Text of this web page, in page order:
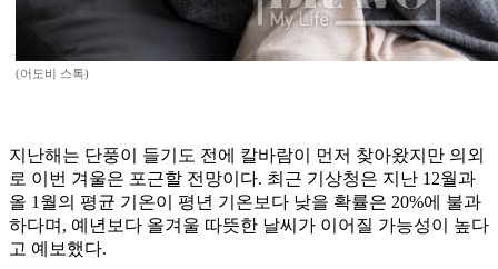
(어도비 스톡)
지난해는 단풍이 들기도 전에 칼바람이 먼저 찾아왔지만 의외
로 이번 겨울은 포근할 전망이다. 최근 기상청은 지난 12월과
올 1월의 평균 기온이 평년 기온보다 낮을 확률은 20%에 불과
하다며, 예년보다 올겨울 따뜻한 날씨가 이어질 가능성이 높다
고 예보했다.